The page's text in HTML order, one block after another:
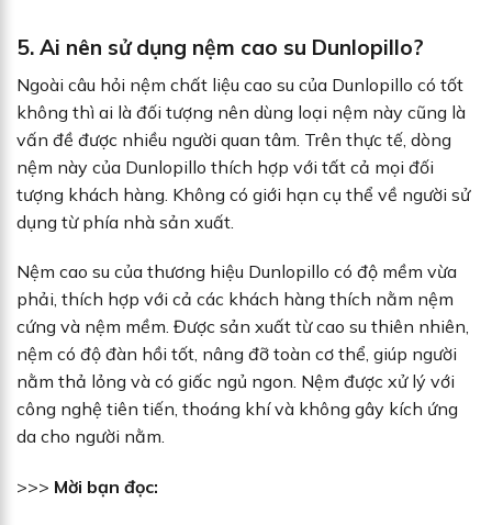
5. Ai nên sử dụng nệm cao su Dunlopillo?
Ngoài câu hỏi nệm chất liệu cao su của Dunlopillo có tốt
không thì ai là đối tượng nên dùng loại nệm này cũng là
vấn đề được nhiều người quan tâm. Trên thực tế, dòng
nệm này của Dunlopillo thích hợp với tất cả mọi đối
tượng khách hàng. Không có giới hạn cụ thể về người sử
dụng từ phía nhà sản xuất.
Nệm cao su của thương hiệu Dunlopillo có độ mềm vừa
phải, thích hợp với cả các khách hàng thích nằm nệm
cứng và nệm mềm. Được sản xuất từ cao su thiên nhiên,
nệm có độ đàn hồi tốt, nâng đỡ toàn cơ thể, giúp người
nằm thả lỏng và có giấc ngủ ngon. Nệm được xử lý với
công nghệ tiên tiến, thoáng khí và không gây kích ứng
da cho người nằm.
>>> Mời bạn đọc: